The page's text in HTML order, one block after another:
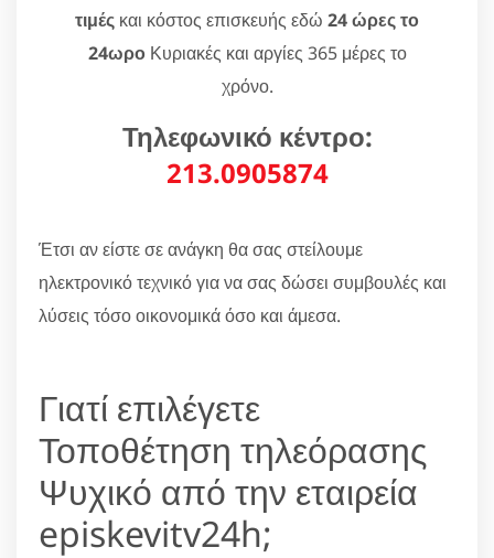
τιμές και κόστος επισκευής εδώ 24 ώρες το
24ωροΚυριακές και αργίες 365 μέρες το
χρόνο.
Τηλεφωνικό κέντρο:
213.0905874
Έτσι αν είστε σε ανάγκη θα σας στείλουμε
ηλεκτρονικό τεχνικό για να σας δώσει συμβουλές και
λύσεις τόσο οικονομικά όσο και άμεσα.
Γιατί επιλέγετε
Τοποθέτηση τηλεόρασης
Ψυχικό από την εταιρεία
episkevitv24h;